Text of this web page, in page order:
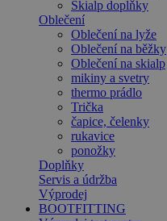
Skialp doplňky
Oblečení
Oblečení na lyže
Oblečení na běžky
Oblečení na skialp
mikiny a svetry
thermo prádlo
Trička
čapice, čelenky
rukavice
ponožky
Doplňky
Servis a údržba
Výprodej
BOOTFITTING